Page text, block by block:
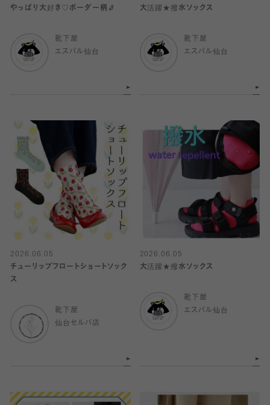
やっぱり大好き♡ボーダー柄🧦
靴下屋
エスパル仙台
大活躍★撥水ソックス
靴下屋
エスパル仙台
2026.06.05
チューリップフロートショートソック
ス
靴下屋
仙台セルバ店
2026.06.05
大活躍★撥水ソックス
靴下屋
エスパル仙台